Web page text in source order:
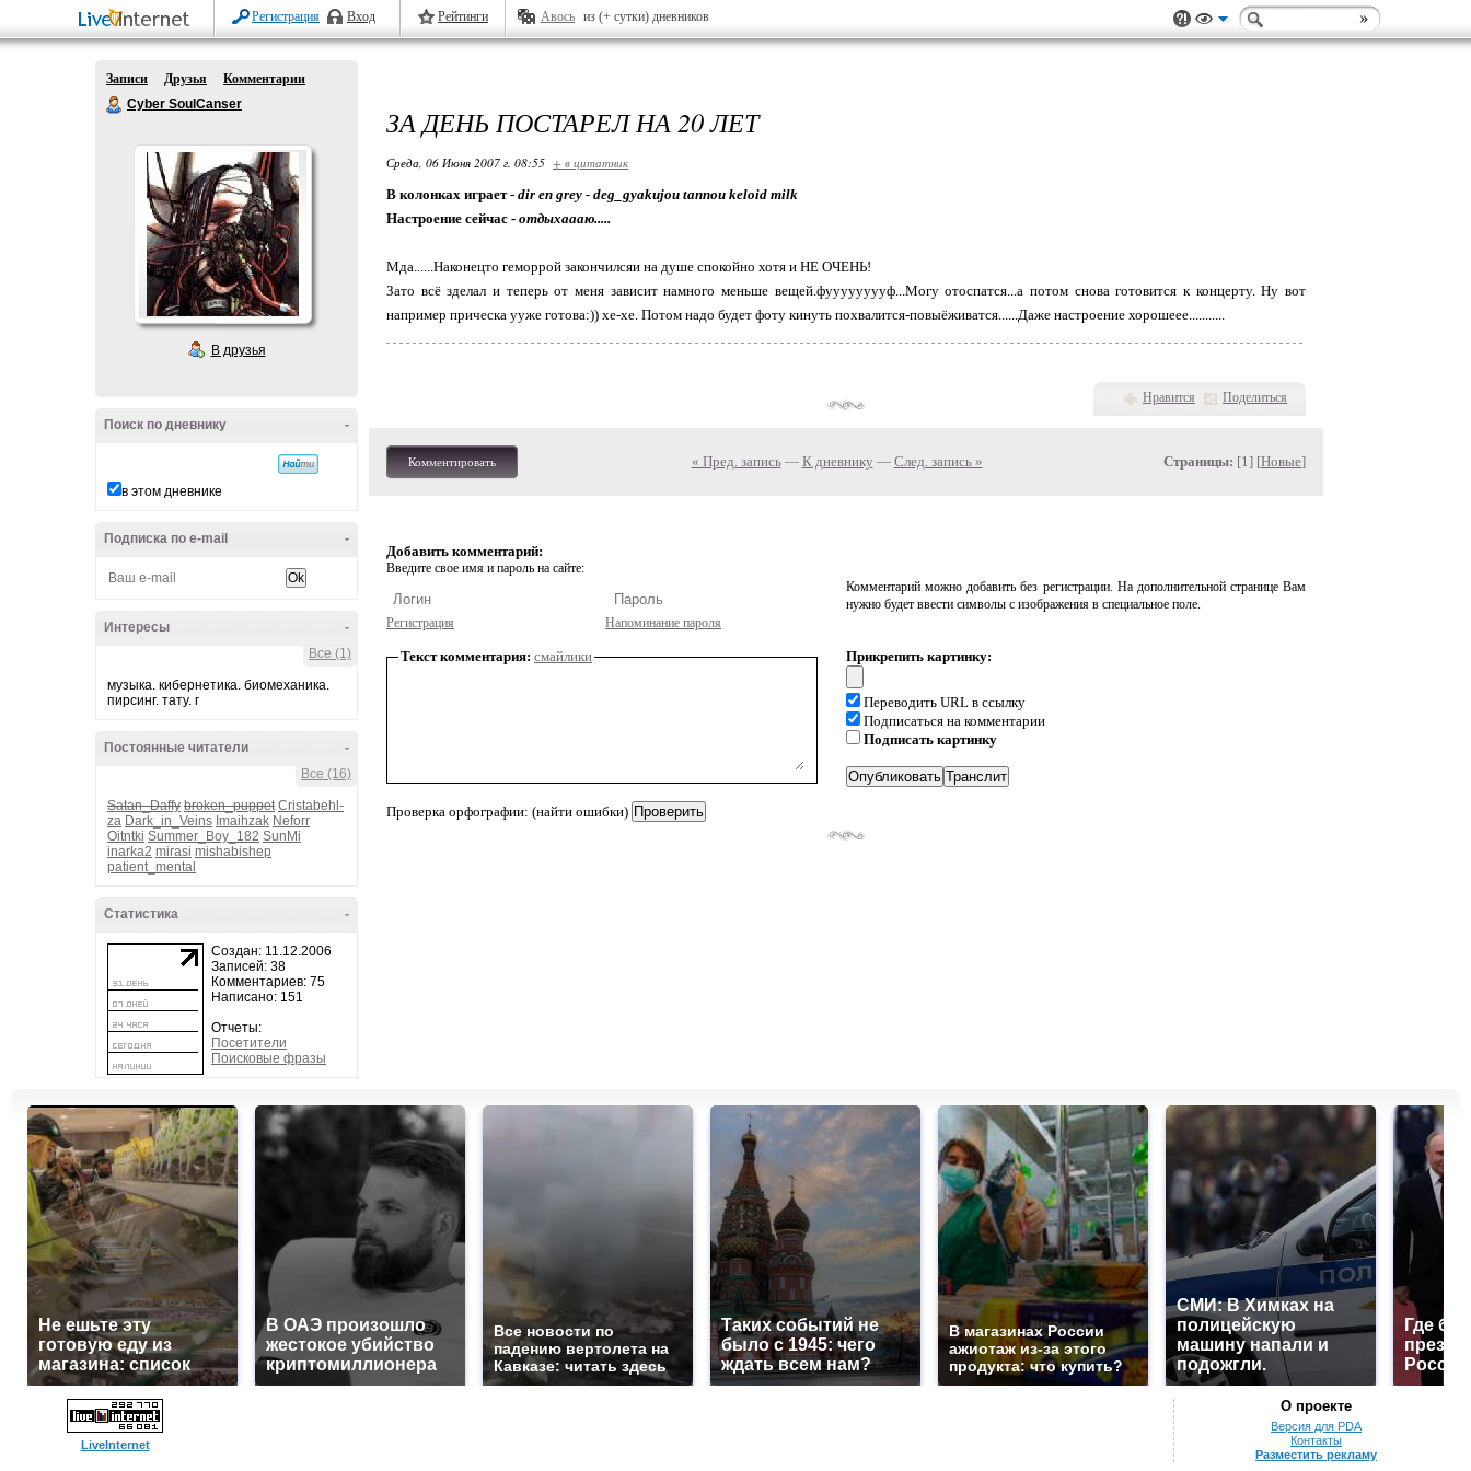
Регистрация Вход Рейтинги Авось из (+ сутки) дневников
Записи Друзья
Комментарии
Cyber SoulCanser
В друзья
-
Поиск по дневнику
в этом дневнике
-
Подписка по e-mail
-
Интересы
Все (1)
музыка. кибернетика. биомеханика.
пирсинг. тату. г
-
Постоянные читатели
Все (16)
Satan_Daffy broken_puppet Cristabehl-
za Dark_in_Veins Imaihzak Neforr
Oitntki Summer_Boy_182 SunMi
inarka2 mirasi mishabishep
patient_mental
-
Статистика
Создан: 11.12.2006
Записей: 38
Комментариев: 75
Написано: 151
Отчеты:
Посетители
Поисковые фразы
ЗА ДЕНЬ ПОСТАРЕЛ НА 20 ЛЕТ
Среда, 06 Июня 2007 г. 08:55 + в цитатник
В колонках играет - dir en grey - deg_gyakujou tannou keloid milk
Настроение сейчас - отдыхаааю.....
Мда......Наконецто геморрой закончилсяи на душе спокойно хотя и НЕ ОЧЕНЬ!
Зато всё зделал и теперь от меня зависит намного меньше вещей.фууууууууф...Могу отоспатся...а потом снова готовится к концерту. Ну вот
например прическа ууже готова:)) хе-хе. Потом надо будет фоту кинуть похвалится-повыёживатся......Даже настроение хорошеее...........
Нравится Поделиться
Комментировать « Пред. запись— К дневнику — След. запись » Страницы: [1] [Новые]
Добавить комментарий:
Введите свое имя и пароль на сайте:
Регистрация Напоминание пароля
Комментарий можно добавить без регистрации. На дополнительной странице Вам
нужно будет ввести символы с изображения в специальное поле.
Текст комментария: смайлики
Проверка орфографии: (найти ошибки)
Прикрепить картинку:
Переводить URL в ссылку
Подписаться на комментарии
Подписать картинку
Не ешьте эту
готовую еду из
магазина: список
В ОАЭ произошло
жестокое убийство
криптомиллионера
Все новости по
падению вертолета на
Кавказе: читать здесь
Таких событий не
было с 1945: чего
ждать всем нам?
В магазинах России
ажиотаж из-за этого
продукта: что купить?
СМИ: В Химках на
полицейскую
машину напали и
подожгли.
Где
LiveInternet
О проекте
Версия для PDA
Контакты
Разместить рекламу